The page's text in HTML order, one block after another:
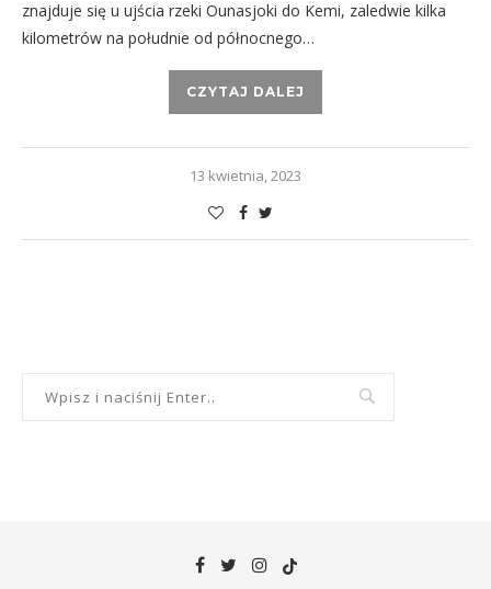
znajduje się u ujścia rzeki Ounasjoki do Kemi, zaledwie kilka
kilometrów na południe od północnego…
CZYTAJ DALEJ
13 kwietnia, 2023